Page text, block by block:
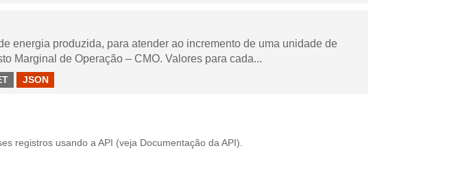
energia produzida, para atender ao incremento de uma unidade de
Marginal de Operação – CMO. Valores para cada...
JSON
registros usando aAPI (veja Documentação da API ).